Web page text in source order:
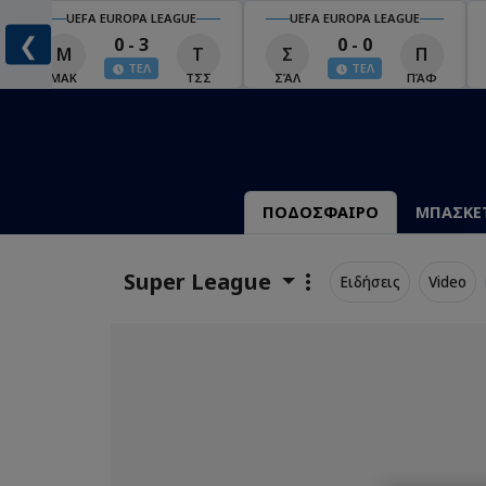
❮
UEFA EUROPA LEAGUE
Μ
ΜΑΚ
0 - 3
ΤΕΛ
Τ
ΤΣΣ
UEFA EUROPA LEAGUE
Σ
ΣΆΛ
0 - 0
ΤΕΛ
Π
ΠΆΦ
ΠΟΔΟΣΦΑΙΡΟ
Super League Ειδήσεις Video